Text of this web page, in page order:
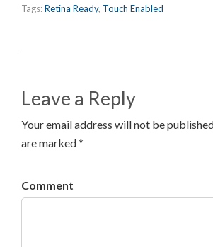
Tags:Retina Ready, Touch Enabled
Leave a Reply
Your email address will not be
are marked *
Comment